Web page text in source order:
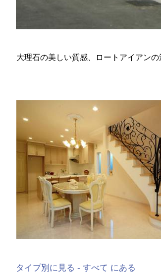
大理石の美しい質感、ロートアイアン
タイプ別に見る - すべて にある